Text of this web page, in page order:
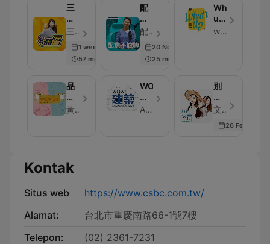
三
三
來
遲-33lately
三三來遲 - Episode 138
1 week ago
57 min
配
魚
不
聊-
Fun
Talk
配魚不尬聊 - Episode 257
20 Nov 2024
25 min
What’s
up？
花
誌？
what's up?花生啥米代誌？
品
味
生黃薰葳(葳葳) 正聲廣播
WOW!
建
築Amazing architecture
別
叫
我
青
文青別叫我 - Episode 160
26 Feb 2026
Kontak
Situs web
https://www.csbc.com.tw/
Alamat:
台北市重慶南路66-1號7樓
Telepon:
(02) 2361-7231